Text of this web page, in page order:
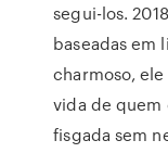
segui-los.
baseadas em
charmoso,
vida de quem
fisgada sem